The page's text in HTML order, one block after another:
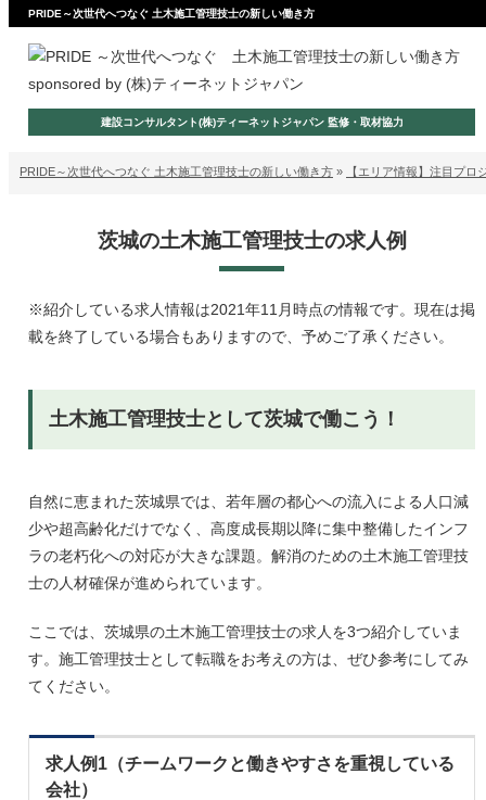
PRIDE～次世代へつなぐ 土木施工管理技士の新しい働き方
sponsored by (株)ティーネットジャパン
建設コンサルタント(株)ティーネットジャパン 監修・取材協力
PRIDE～次世代へつなぐ 土木施工管理技士の新しい働き方 » 【エリア情報】注目プロ
茨城の土木施工管理技士の求人例
※紹介している求人情報は2021年11月時点の情報です。現在は掲
載を終了している場合もありますので、予めご了承ください。
土木施工管理技士として茨城で働こう！
自然に恵まれた茨城県では、若年層の都心への流入による人口減
少や超高齢化だけでなく、高度成長期以降に集中整備したインフ
ラの老朽化への対応が大きな課題。解消のための土木施工管理技
士の人材確保が進められています。
ここでは、茨城県の土木施工管理技士の求人を3つ紹介していま
す。施工管理技士として転職をお考えの方は、ぜひ参考にしてみ
てください。
求人例1（チームワークと働きやすさを重視している
会社）